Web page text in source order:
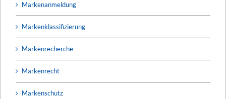
Markenanmeldung
Markenklassifizierung
Markenrecherche
Markenrecht
Markenschutz